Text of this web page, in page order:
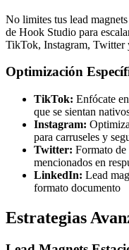
No limites tus lead
de Hook Studio para
TikTok, Instagram, Twitter
Optimización
TikTok: Enfócate
que se sientan
Instagram:
para carruseles y
Twitter: Formato de
mencionados en
LinkedIn: Lead
formato documento
Estrategias